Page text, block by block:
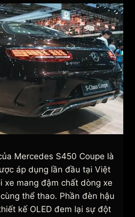
Mercedes S450 Coupe là
áp dụng lần đầu tại Việt
xe mang đậm chất dòng xe
thể thao. Phần đèn hậu
kế OLED đem lại sự đột